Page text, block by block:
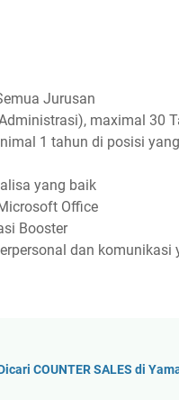
Jurusan
maximal 30
1 tahun di posisi
yang baik
Office
Booster
dan komunikasi
COUNTER SALES di